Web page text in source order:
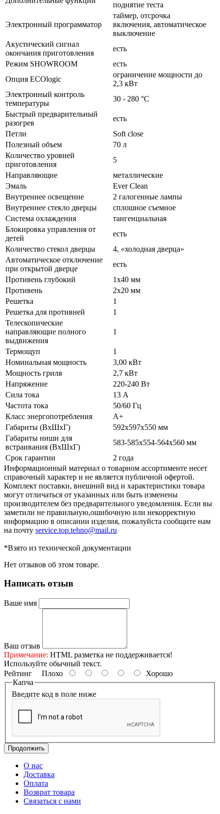
поднятие теста
Электронный программатор
таймер, отсрочка
включения, автоматическое
выключение
Акустический сигнал
окончания приготовления
есть
Режим SHOWROOM
есть
Опция ECOlogic
ограничение мощности до
2,3 кВт
Электронный контроль
температуры
30 - 280 °C
Быстрый предварительный
разогрев
есть
Петли
Soft close
Полезный объем
70 л
Количество уровней
приготовления
5
Направляющие
металлические
Эмаль
Ever Clean
Внутреннее освещение
2 галогенные лампы
Внутреннее стекло дверцы
сплошное съемное
Система охлаждения
тангенциальная
Блокировка управления от
детей
есть
Количество стекол дверцы
4, «холодная дверца»
Автоматическое отключение
при открытой дверце
есть
Противень глубокий
1х40 мм
Противень
2х20 мм
Решетка
1
Решетка для противней
1
Телескопические
направляющие полного
выдвижения
1
Термощуп
1
Номинальная мощность
3,00 кВт
Мощность гриля
2,7 кВт
Напряжение
220-240 Вт
Сила тока
13 А
Частота тока
50/60 Гц
Класс энергопотребления
А+
Габариты (ВхШхГ)
592х597х550 мм
Габариты ниши для
встраивания (ВхШхГ)
583-585х554-564х560 мм
Срок гарантии
2 года
Информационный материал о товарном ассортименте несет
справочный характер и не является публичной офертой.
Комплект поставки, внешний вид и характеристики товара
могут отличаться от указанных или быть изменены
производителем без предварительного уведомления. Если вы
заметили не правильную,ошибочную или некорректную
информацию в описании изделия, пожалуйста сообщите нам
на почту service.top.tehno@mail.ru
*Взято из технической документации
Нет отзывов об этом товаре.
Написать отзыв
Ваше имя
Ваш отзыв
Примечание: HTML разметка не поддерживается!
Используйте обычный текст.
Рейтинг Плохо
Хорошо
Капча
Введите код в поле ниже
Продолжить
О нас
Доставка
Оплата
Возврат товара
Связаться с нами